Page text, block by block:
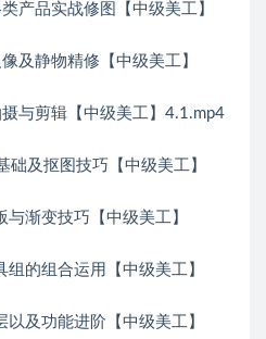
产品实战修图【中级美工】
及静物精修【中级美工】
与剪辑【中级美工】4.1.mp4
础及抠图技巧【中级美工】
渐变技巧【中级美工】
的组合运用【中级美工】
及功能进阶【中级美工】